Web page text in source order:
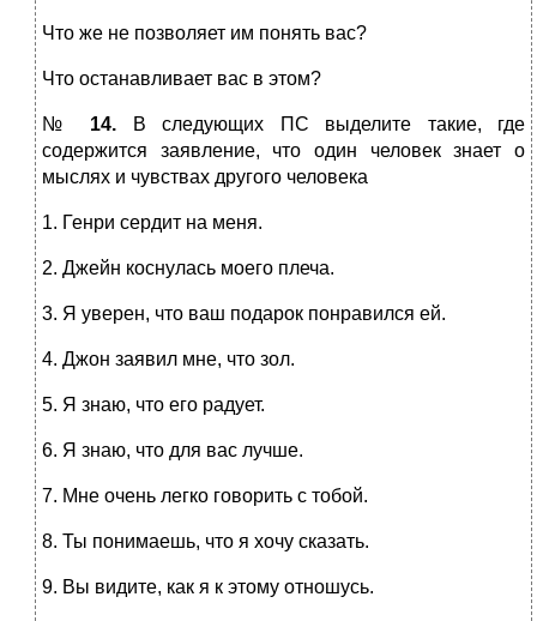
Что же не позволяет им понять вас?
Что останавливает вас в этом?
№ 14.
В следующих ПС выделите такие, где
содержится заявление, что один человек знает о
мыслях и чувствах другого человека
1. Генри сердит на меня.
2. Джейн коснулась моего плеча.
3. Я уверен, что ваш подарок понравился ей.
4. Джон заявил мне, что зол.
5. Я знаю, что его радует.
6. Я знаю, что для вас лучше.
7. Мне очень легко говорить с тобой.
8. Ты понимаешь, что я хочу сказать.
9. Вы видите, как я к этому отношусь.